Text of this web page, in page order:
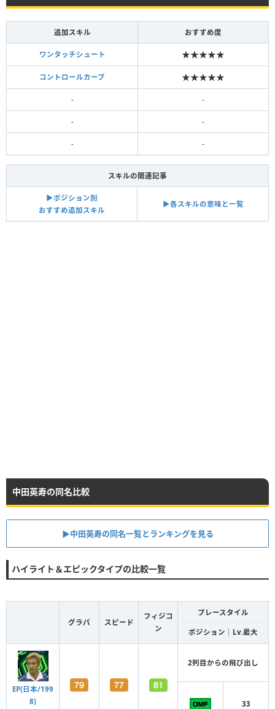
追加スキル おすすめ度
ワンタッチシュート ★★★★★
コントロールカーブ ★★★★★
- -
- -
- -
スキルの関連記事
▶︎ポジション別
おすすめ追加スキル
▶︎各スキルの意味と一覧
中田英寿の同名比較
▶︎中田英寿の同名一覧とランキングを見る
ハイライト＆エピックタイプの比較一覧
グラパ スピード
フィジコ
ン
プレースタイル
ポジション｜Lv.最大
EP(日本/199
8)
2列目からの飛び出し
33